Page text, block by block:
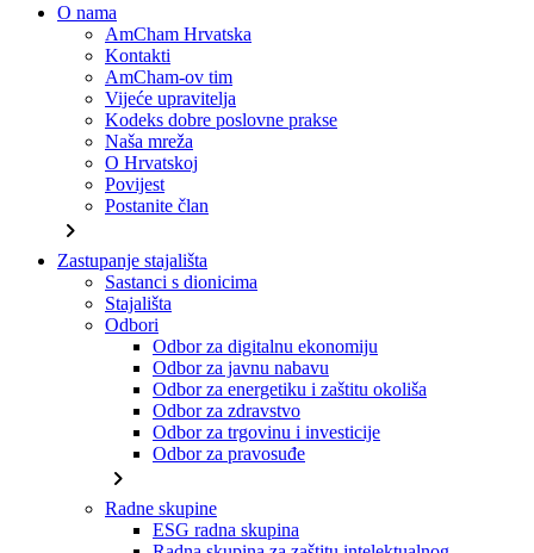
O nama
AmCham Hrvatska
Kontakti
AmCham-ov tim
Vijeće upravitelja
Kodeks dobre poslovne prakse
Naša mreža
O Hrvatskoj
Povijest
Postanite član
chevron_right
Zastupanje stajališta
Sastanci s dionicima
Stajališta
Odbori
Odbor za digitalnu ekonomiju
Odbor za javnu nabavu
Odbor za energetiku i zaštitu okoliša
Odbor za zdravstvo
Odbor za trgovinu i investicije
Odbor za pravosuđe
chevron_right
Radne skupine
ESG radna skupina